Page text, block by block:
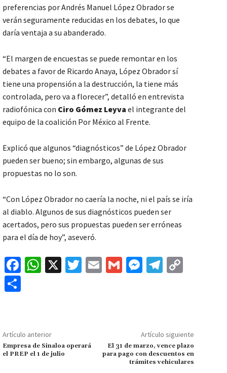
preferencias por Andrés Manuel López Obrador se
verán seguramente reducidas en los debates, lo que
daría ventaja a su abanderado.
“El margen de encuestas se puede remontar en los
debates a favor de Ricardo Anaya, López Obrador sí
tiene una propensión a la destrucción, la tiene más
controlada, pero va a florecer”, detalló en entrevista
radiofónica con Ciro Gómez Leyva el integrante del
equipo de la coalición Por México al Frente.
Explicó que algunos “diagnósticos” de López Obrador
pueden ser bueno; sin embargo, algunas de sus
propuestas no lo son.
“Con López Obrador no caería la noche, ni el país se iría
al diablo. Algunos de sus diagnósticos pueden ser
acertados, pero sus propuestas pueden ser erróneas
para el día de hoy”, aseveró.
Fa
o
k
W
p
p
X
T
E
G
M
ge
r
Te
m Li
n
k
p
ar
Artículo anterior
Empresa de Sinaloa operará
el PREP el 1 de julio
Artículo siguiente
El 31 de marzo, vence plazo
para pago con descuentos en
trámites vehiculares